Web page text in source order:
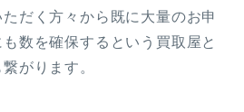
だく方々から既に大量のお申
数を確保するという買取屋と
がります。